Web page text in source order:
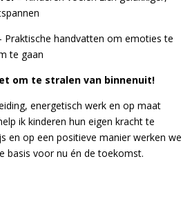
Praktische handvatten om emoties te
te gaan
om te stralen van binnenuit!
energetisch werk en op maat
ik kinderen hun eigen kracht te
en op een positieve manier werken we
basis voor nu én de toekomst.